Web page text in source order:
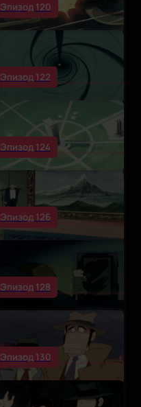
Эпизод 120
Эпизод 122
Эпизод 124
Эпизод 126
Эпизод 128
Эпизод 130